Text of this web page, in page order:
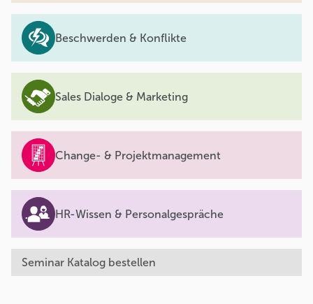
Beschwerden & Konflikte
Sales Dialoge & Marketing
Change- & Projektmanagement
HR-Wissen & Personalgespräche
Seminar Katalog bestellen